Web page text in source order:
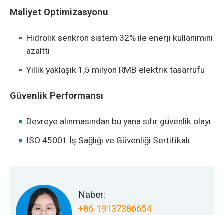
Maliyet Optimizasyonu
Hidrolik senkron sistem 32% ile enerji kullanımını
azalttı
Yıllık yaklaşık 1,5 milyon RMB elektrik tasarrufu
Güvenlik Performansı
Devreye alınmasından bu yana sıfır güvenlik olayı
ISO 45001 İş Sağlığı ve Güvenliği Sertifikalı
Naber:
+86-19137386654